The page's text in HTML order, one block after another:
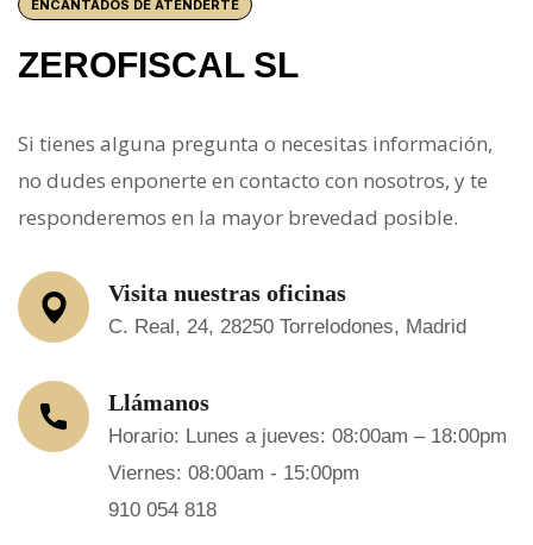
ENCANTADOS DE ATENDERTE
ZEROFISCAL SL
Si tienes alguna pregunta o necesitas información,
no dudes enponerte en contacto con nosotros, y te
responderemos en la mayor brevedad posible.
Visita nuestras oficinas
C. Real, 24, 28250 Torrelodones, Madrid
Llámanos
Horario: Lunes a jueves: 08:00am – 18:00pm
Viernes: 08:00am - 15:00pm
910 054 818